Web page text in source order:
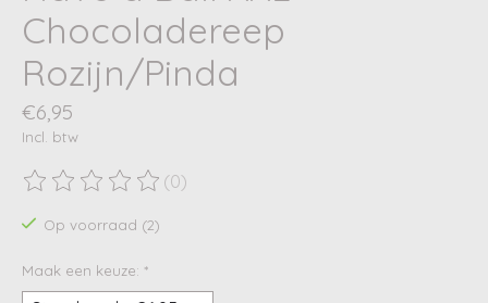
Chocoladereep
Rozijn/Pinda
€6,95
Incl. btw
De beoordeling van dit product is
(0)
Op voorraad (2)
Maak een keuze: *